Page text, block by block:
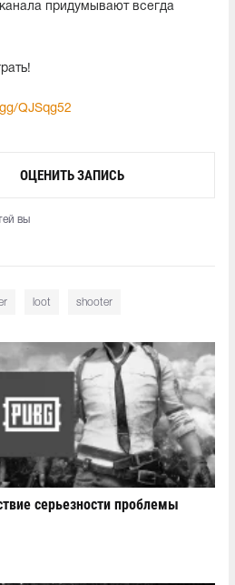
придумывают всегда
QJSqg52
ОЦЕНИТЬ ЗАПИСЬ
вы
loot shooter
серьезности проблемы